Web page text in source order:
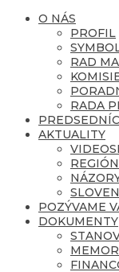
O NÁS
PROFIL
RAD
RADA
AKTUALITY
POZÝVAME
DOKUMENTY